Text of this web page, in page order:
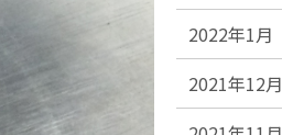
2022年1月
2021年12月